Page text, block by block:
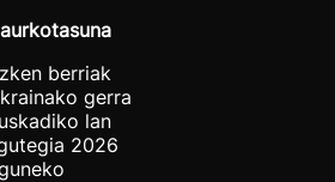
berriak
gerra
lan
2026